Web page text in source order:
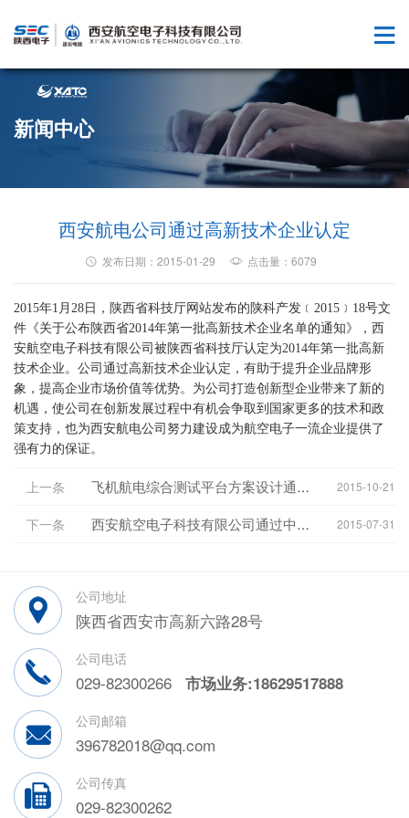
新闻中心
西安航电公司通过高新技术企业认定
发布日期：2015-01-29 点击量：6079
2015年1月28日，陕西省科技厅网站发布的陕科产发﹝2015﹞18号文
件《关于公布陕西省2014年第一批高新技术企业名单的通知》，西
安航空电子科技有限公司被陕西省科技厅认定为2014年第一批高新
技术企业。公司通过高新技术企业认定，有助于提升企业品牌形
象，提高企业市场价值等优势。为公司打造创新型企业带来了新的
机遇，使公司在创新发展过程中有机会争取到国家更多的技术和政
策支持，也为西安航电公司努力建设成为航空电子一流企业提供了
强有力的保证。
上一条 飞机航电综合测试平台方案设计通过评审 2015-10-21
下一条 西安航空电子科技有限公司通过中国质量认证中心质量管理体系再认证现... 2015-07-31
公司地址
陕西省西安市高新六路28号
公司电话
029-82300266 市场业务:18629517888
公司邮箱
396782018@qq.com
公司传真
029-82300262